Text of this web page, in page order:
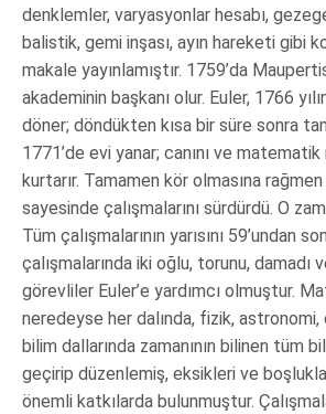
denklemler, varyasyonlar hesabı,
balistik, gemi inşası, ayın hareketi gibi
makale yayınlamıştır. 1759’da
akademinin başkanı olur. Euler, 1766
döner; döndükten kısa bir süre sonra
1771’de evi yanar; canını ve matematik
kurtarır. Tamamen kör olmasına
sayesinde çalışmalarını sürdürdü. O
Tüm çalışmalarının yarısını 59’undan
çalışmalarında iki oğlu, torunu, damadı
görevliler Euler’e yardımcı olmuştur.
neredeyse her dalında, fizik,
bilim dallarında zamanının bilinen tüm
geçirip düzenlemiş, eksikleri ve
önemli katkılarda bulunmuştur.